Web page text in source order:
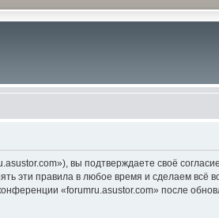
вы подтверждаете своё
эти правила в любое время и сделаем всё
«forumru.asustor.com» после